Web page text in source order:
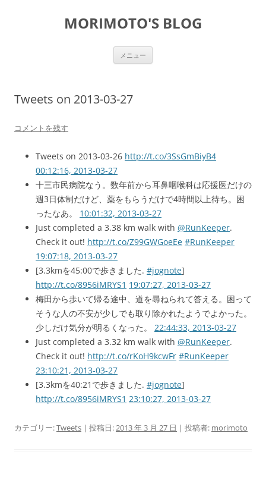
MORIMOTO'S BLOG
メニュー
Tweets on 2013-03-27
コメントを残す
Tweets on 2013-03-26 http://t.co/3SsGmBiyB4
00:12:16, 2013-03-27
十三市民病院なう。数年前から耳鼻咽喉科は応援医だけの
週3日体制だけど、薬をもらうだけで4時間以上待ち。困
ったなあ。 10:01:32, 2013-03-27
Just completed a 3.38 km walk with @RunKeeper.
Check it out! http://t.co/Z99GWGoeEe #RunKeeper
19:07:18, 2013-03-27
[3.3kmを45:00で歩きました. #jognote]
http://t.co/8956iMRYS1 19:07:27, 2013-03-27
梅田から歩いて帰る途中、道を尋ねられて答える。困って
そうな人の不安が少しでも取り除かれたようでよかった。
少しだけ気分が明るくなった。 22:44:33, 2013-03-27
Just completed a 3.32 km walk with @RunKeeper.
Check it out! http://t.co/rKoH9kcwFr #RunKeeper
23:10:21, 2013-03-27
[3.3kmを40:21で歩きました. #jognote]
http://t.co/8956iMRYS1 23:10:27, 2013-03-27
カテゴリー:Tweets | 投稿日:2013 年 3 月 27 日 | 投稿者: morimoto